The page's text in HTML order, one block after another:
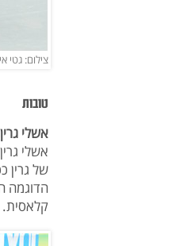
צילום: גטי
טובות
אשלי
אשלי
של גרין
הדוגמה
קלאסית.